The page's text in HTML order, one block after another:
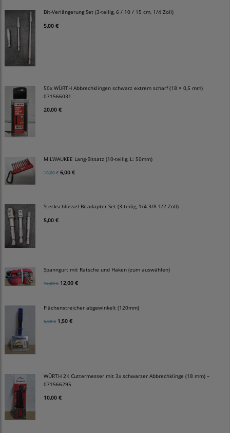
Bit-Verlängerung Set (3-teilig, 6 / 10 / 15 cm, 1/4 Zoll)
5,00 €
50x WÜRTH Abbrechklingen schwarz extrem scharf (18 × 0,5 mm)
071566031
20,00 €
MILWAUKEE Lang-Bitsatz (10-teilig, L: 50mm)
10,00 € 6,00 €
Steckschlüssel Bitadapter Set (3-teilig, 1/4 3/8 1/2 Zoll)
5,00 €
Spanngurt mit Ratsche und Haken (zum auswählen)
15,00 € 12,00 €
Flächenstreicher abgewinkelt (120mm)
5,00 € 1,50 €
WÜRTH 2K Cuttermesser mit 3x schwarzer Abbrechklinge (18 mm) –
071566295
10,00 €